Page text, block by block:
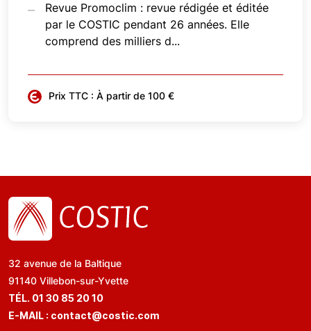
Revue Promoclim : revue rédigée et éditée
par le COSTIC pendant 26 années. Elle
comprend des milliers d...
Prix TTC : À partir de 100 €
32 avenue de la Baltique
91140 Villebon-sur-Yvette
TÉL. 01 30 85 20 10
E-MAIL : contact@costic.com